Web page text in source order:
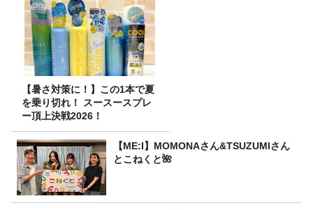
【暑さ対策に！】この1本で夏
を乗り切れ！ スースースプレ
ー頂上決戦2026！
【ME:I】MOMONAさん&TSUZUMIさん
とこねくと🌺